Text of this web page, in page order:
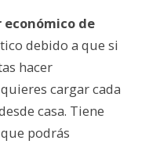
de
debido a que si
hacer
cargar cada
casa. Tiene
podrás